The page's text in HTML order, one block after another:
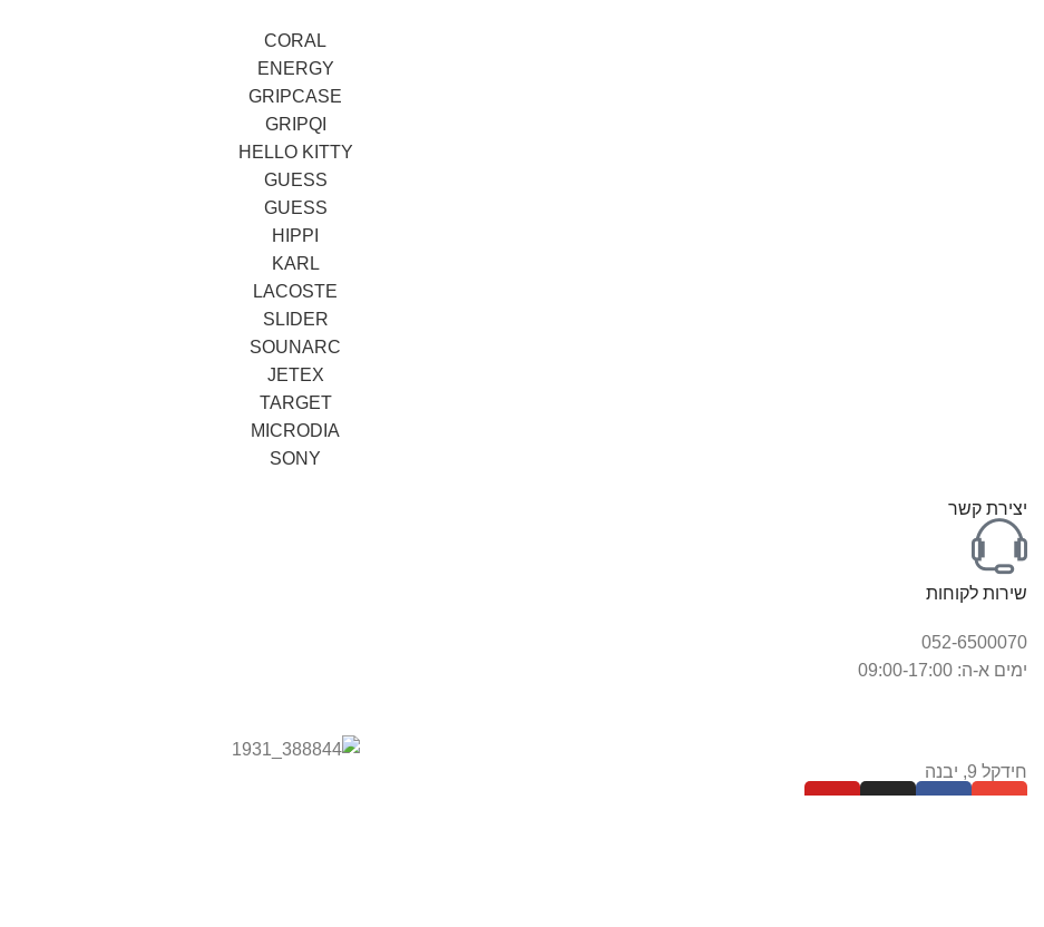
CORAL
ENERGY
GRIPCASE
GRIPQI
HELLO KITTY
GUESS
GUESS
HIPPI
KARL
LACOSTE
SLIDER
SOUNARC
JETEX
TARGET
MICRODIA
SONY
יצירת קשר
שירות לקוחות
052-6500070
ימים א-ה: 09:00-17:00
חידקל 9, יבנה